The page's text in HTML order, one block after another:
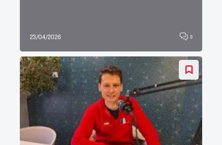
23/04/2026 0